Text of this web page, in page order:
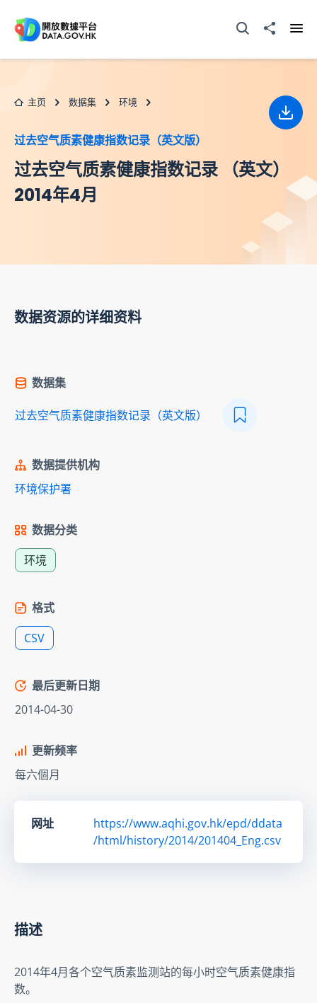
打开搜寻器分享至
主页 数据集 环境
过去空气质素健康指数记录（英文版）
过去空气质素健康指数记录 （英文）
2014年4月
下载
数据资源的详细资料
数据集
过去空气质素健康指数记录（英文版）
数据提供机构
环境保护署
数据分类
环境
格式
CSV
最后更新日期
2014-04-30
更新频率
每六個月
网址
https://www.aqhi.gov.hk/epd/ddata
/html/history/2014/201404_Eng.csv
描述
2014年4月各个空气质素监测站的每小时空气质素健康指
数。